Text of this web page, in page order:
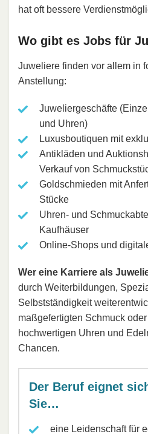
hat oft bessere
Wo gibt es Jobs für
Juweliere finden vor allem in
Anstellung:
Juweliergeschäfte
und Uhren)
Luxusboutiquen mit
Antikläden und
Verkauf von
Goldschmieden mit
Stücke
Uhren- und
Kaufhäuser
Online-Shops und
Wer eine Karriere als
durch Weiterbildungen,
Selbstständigkeit
maßgefertigten Schmuck
hochwertigen Uhren und
Chancen.
Der Beruf eignet
Sie…
eine Leidenschaft für